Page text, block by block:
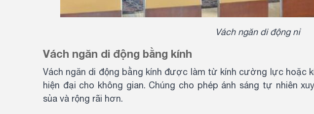
Vách ngăn di động nỉ
Vách ngăn di động bằng kính
Vách ngăn di động bằng kính được làm từ kính cường lực hoặc
hiện đại cho không gian. Chúng cho phép ánh sáng tự nhiên
sủa và rộng rãi hơn.